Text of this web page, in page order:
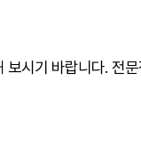
보시기 바랍니다. 전